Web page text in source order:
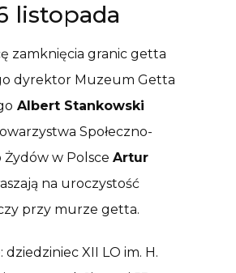
listopada
zamknięcia granic getta
dyrektor Muzeum Getta
Albert Stankowski
Społeczno-
w Polsce Artur
na uroczystość
przy murze getta.
: dziedziniec XII LO im. H.